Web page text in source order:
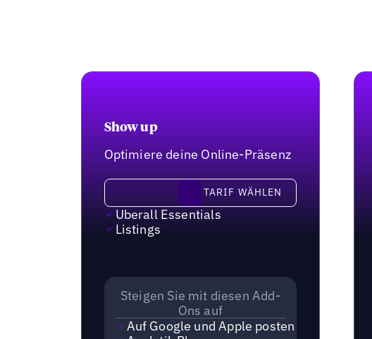
Show up
Optimiere deine Online-Präsenz
Tarif wählen
TARIF WÄHLEN
Uberall Essentials
Listings
Steigen Sie mit diesen Add-
Ons auf
Auf Google und Apple posten